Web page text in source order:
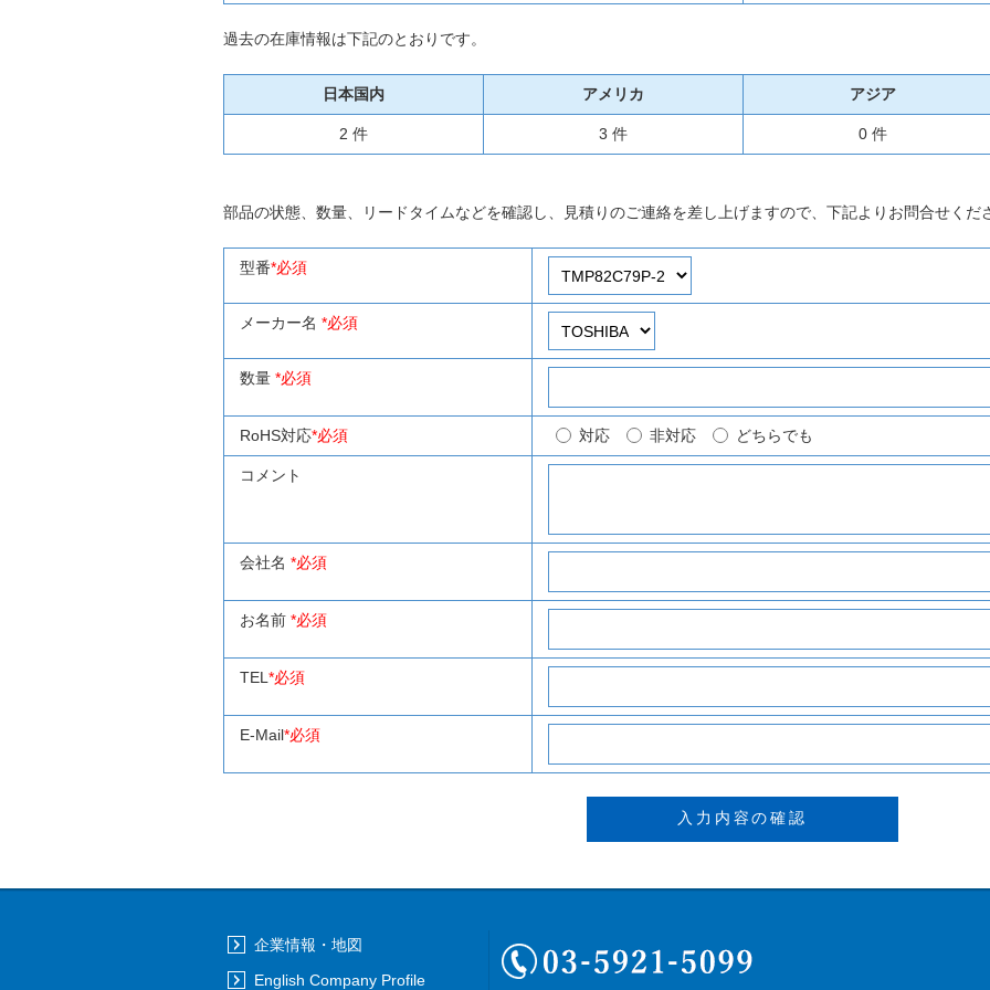
過去の在庫情報は下記のとおりです。
日本国内 アメリカ アジア
2 件 3 件 0 件
部品の状態、数量、リードタイムなどを確認し、見積りのご連絡を差し上げますので、下記よりお問合せくだ
型番*必須
メーカー名 *必須
数量 *必須
RoHS対応*必須 対応 非対応 どちらでも
コメント
会社名 *必須
お名前 *必須
TEL *必須
E-Mail*必須
企業情報・地図
English Company Profile